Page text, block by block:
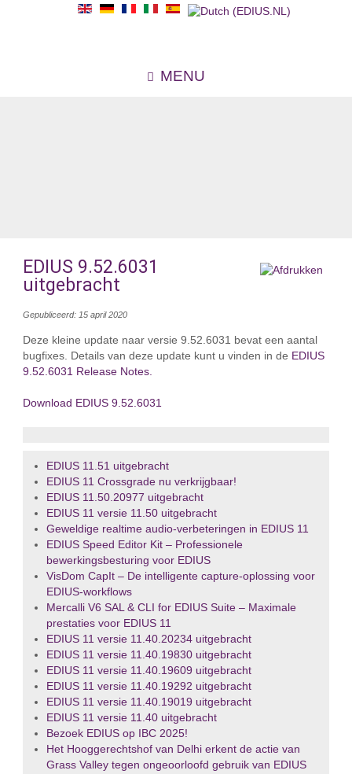
MENU
EDIUS 9.52.6031
uitgebracht
Gepubliceerd: 15 april 2020
Deze kleine update naar versie 9.52.6031 bevat een aantal
bugfixes. Details van deze update kunt u vinden in de EDIUS
9.52.6031 Release Notes.
Download EDIUS 9.52.6031
EDIUS 11.51 uitgebracht
EDIUS 11 Crossgrade nu verkrijgbaar!
EDIUS 11.50.20977 uitgebracht
EDIUS 11 versie 11.50 uitgebracht
Geweldige realtime audio‑verbeteringen in EDIUS 11
EDIUS Speed Editor Kit – Professionele
bewerkingsbesturing voor EDIUS
VisDom CapIt – De intelligente capture‑oplossing voor
EDIUS‑workflows
Mercalli V6 SAL & CLI for EDIUS Suite – Maximale
prestaties voor EDIUS 11
EDIUS 11 versie 11.40.20234 uitgebracht
EDIUS 11 versie 11.40.19830 uitgebracht
EDIUS 11 versie 11.40.19609 uitgebracht
EDIUS 11 versie 11.40.19292 uitgebracht
EDIUS 11 versie 11.40.19019 uitgebracht
EDIUS 11 versie 11.40 uitgebracht
Bezoek EDIUS op IBC 2025!
Het Hooggerechtshof van Delhi erkent de actie van
Grass Valley tegen ongeoorloofd gebruik van EDIUS